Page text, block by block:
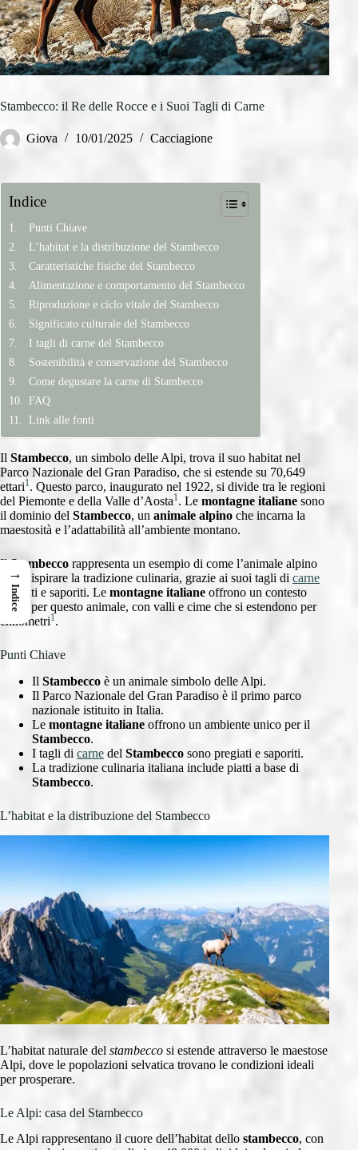
Stambecco: il Re delle Rocce e i Suoi Tagli di Carne
Giova 10/01/2025 Cacciagione
Indice
Punti Chiave
L’habitat e la distribuzione del Stambecco
Caratteristiche fisiche del Stambecco
Alimentazione e comportamento del Stambecco
Riproduzione e ciclo vitale del Stambecco
Significato culturale del Stambecco
I tagli di carne del Stambecco
Sostenibilità e conservazione del Stambecco
Come degustare la carne di Stambecco
FAQ
Link alle fonti
Il Stambecco, un simbolo delle Alpi, trova il suo habitat nel
Parco Nazionale del Gran Paradiso, che si estende su 70,649
ettari1. Questo parco, inaugurato nel 1922, si divide tra le regioni
del Piemonte e della Valle d’Aosta1. Le montagne italiane sono
il dominio del Stambecco, un animale alpino che incarna la
maestosità e l’adattabilità all’ambiente montano.
IlStambecco rappresenta un esempio di come l’animale alpino
possa ispirare la tradizione culinaria, grazie ai suoi tagli di carne
pregiati e saporiti. Le montagne italiane offrono un contesto
unico per questo animale, con valli e cime che si estendono per
chilometri1.
Punti Chiave
Il Stambecco è un animale simbolo delle Alpi.
Il Parco Nazionale del Gran Paradiso è il primo parco
nazionale istituito in Italia.
Le montagne italiane offrono un ambiente unico per il
Stambecco.
I tagli di carne del Stambecco sono pregiati e saporiti.
La tradizione culinaria italiana include piatti a base di
Stambecco.
L’habitat e la distribuzione del Stambecco
L’habitat naturale del stambecco si estende attraverso le maestose
Alpi, dove le popolazioni selvatica trovano le condizioni ideali
per prosperare.
Le Alpi: casa del Stambecco
Le Alpi rappresentano il cuore dell’habitat dello stambecco, con
→
Indice